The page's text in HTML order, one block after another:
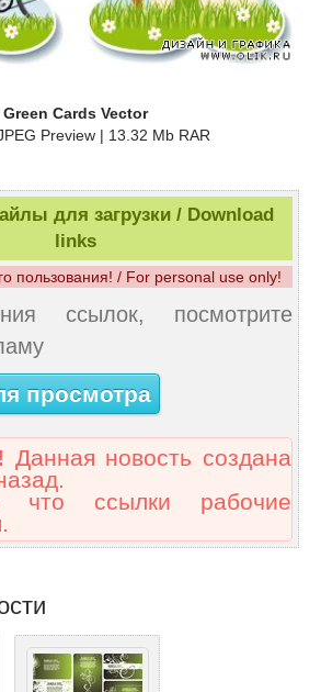
Green Cards Vector
Preview | 13.32 Mb RAR
для загрузки / Download
links
пользования! / For personal use only!
ссылок, посмотрите
просмотра
Данная новость создана
что ссылки рабочие